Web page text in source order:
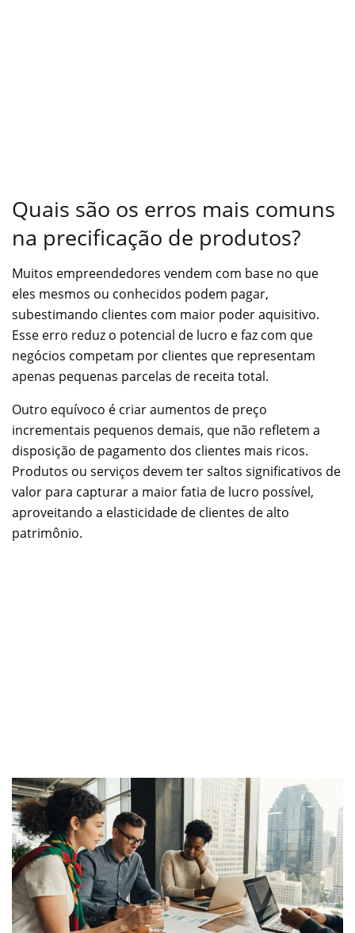
Quais são os erros mais comuns
na precificação de produtos?
Muitos empreendedores vendem com base no que
eles mesmos ou conhecidos podem pagar,
subestimando clientes com maior poder aquisitivo.
Esse erro reduz o potencial de lucro e faz com que
negócios competam por clientes que representam
apenas pequenas parcelas de receita total.
Outro equívoco é criar aumentos de preço
incrementais pequenos demais, que não refletem a
disposição de pagamento dos clientes mais ricos.
Produtos ou serviços devem ter saltos significativos de
valor para capturar a maior fatia de lucro possível,
aproveitando a elasticidade de clientes de alto
patrimônio.